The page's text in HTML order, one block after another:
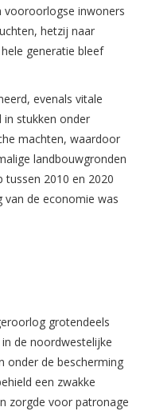
vooroorlogse inwoners
hetzij naar
generatie bleef
evenals vitale
in stukken onder
machten, waardoor
landbouwgronden
tussen 2010 en 2020
de economie was
grotendeels
de noordwestelijke
onder de bescherming
een zwakke
zorgde voor patronage